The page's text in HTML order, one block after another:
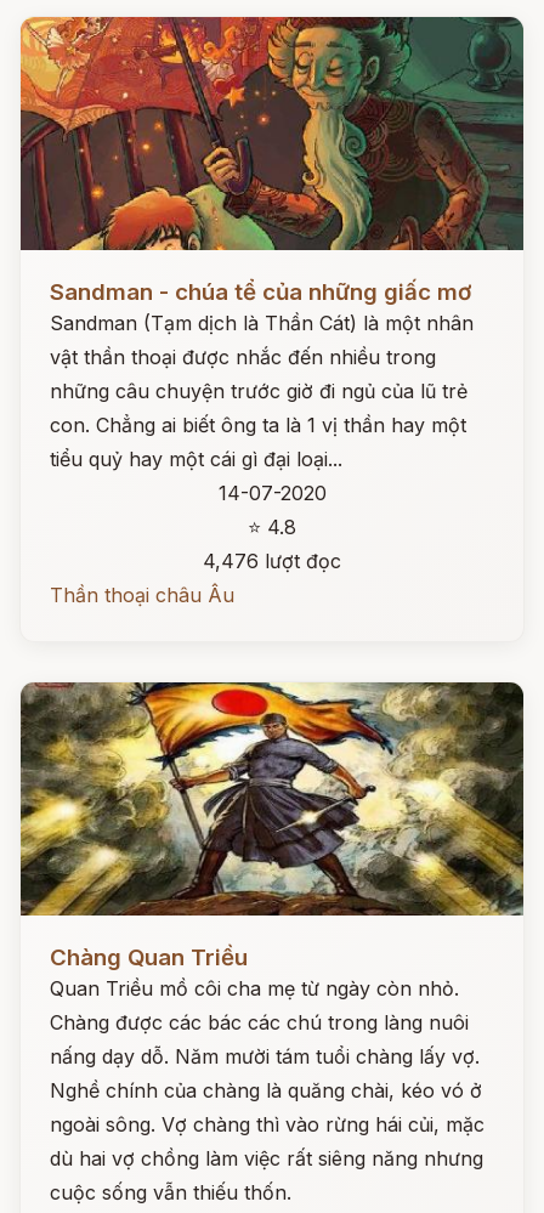
Sandman - chúa tể của những giấc mơ
Sandman (Tạm dịch là Thần Cát) là một nhân
vật thần thoại được nhắc đến nhiều trong
những câu chuyện trước giờ đi ngủ của lũ trẻ
con. Chẳng ai biết ông ta là 1 vị thần hay một
tiểu quỷ hay một cái gì đại loại...
14-07-2020
⭐ 4.8
4,476 lượt đọc
Thần thoại châu Âu
Chàng Quan Triều
Quan Triều mồ côi cha mẹ từ ngày còn nhỏ.
Chàng được các bác các chú trong làng nuôi
nấng dạy dỗ. Năm mười tám tuổi chàng lấy vợ.
Nghề chính của chàng là quăng chài, kéo vó ở
ngoài sông. Vợ chàng thì vào rừng hái củi, mặc
dù hai vợ chồng làm việc rất siêng năng nhưng
cuộc sống vẫn thiếu thốn.